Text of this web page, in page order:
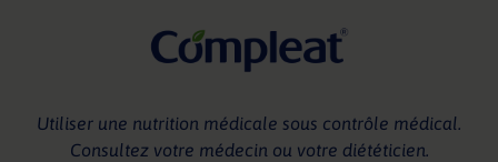
Utiliser une nutrition médicale sous contrôle médical.
Consultez votre médecin ou votre diététicien.